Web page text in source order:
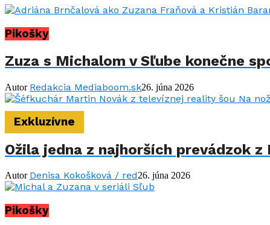
Pikošky
Zuza s Michalom v Sľube konečne
Autor Redakcia Mediaboom.sk26. júna 2026
Exkluzívne
Ožila jedna z najhorších prevádzok
Autor Denisa Kokošková / red26. júna 2026
Pikošky